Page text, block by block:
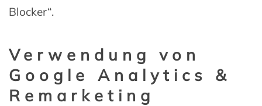
Blocker“.
Verwendung von
Google Analytics &
Remarketing